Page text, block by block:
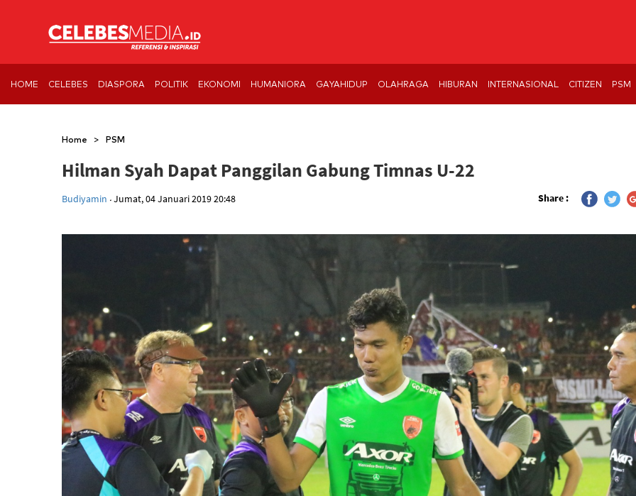
HOME CELEBES DIASPORA POLITIK EKONOMI HUMANIORA GAYAHIDUP OLAHRAGA HIBURAN INTERNASIONAL CITIZEN PSM
Home > PSM
Hilman Syah Dapat Panggilan Gabung Timnas U-22
Budiyamin .Jumat, 04 Januari 2019 20:48 Share :